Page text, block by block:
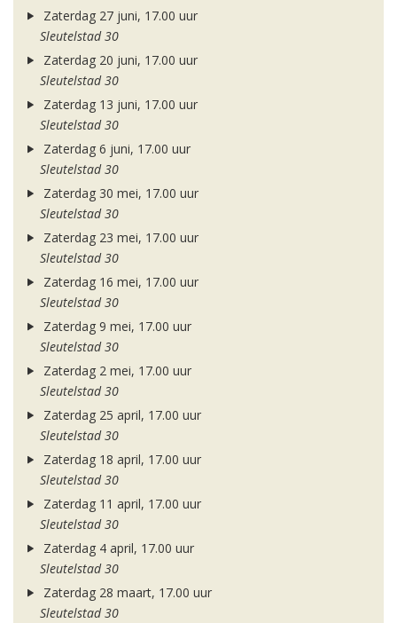
Zaterdag 27 juni, 17.00 uur
Sleutelstad 30
Zaterdag 20 juni, 17.00 uur
Sleutelstad 30
Zaterdag 13 juni, 17.00 uur
Sleutelstad 30
Zaterdag 6 juni, 17.00 uur
Sleutelstad 30
Zaterdag 30 mei, 17.00 uur
Sleutelstad 30
Zaterdag 23 mei, 17.00 uur
Sleutelstad 30
Zaterdag 16 mei, 17.00 uur
Sleutelstad 30
Zaterdag 9 mei, 17.00 uur
Sleutelstad 30
Zaterdag 2 mei, 17.00 uur
Sleutelstad 30
Zaterdag 25 april, 17.00 uur
Sleutelstad 30
Zaterdag 18 april, 17.00 uur
Sleutelstad 30
Zaterdag 11 april, 17.00 uur
Sleutelstad 30
Zaterdag 4 april, 17.00 uur
Sleutelstad 30
Zaterdag 28 maart, 17.00 uur
Sleutelstad 30